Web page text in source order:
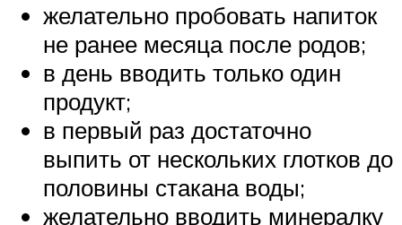
желательно пробовать напиток
не ранее месяца после родов;
в день вводить только один
продукт;
в первый раз достаточно
выпить от нескольких глотков до
половины стакана воды;
желательно вводить минералку